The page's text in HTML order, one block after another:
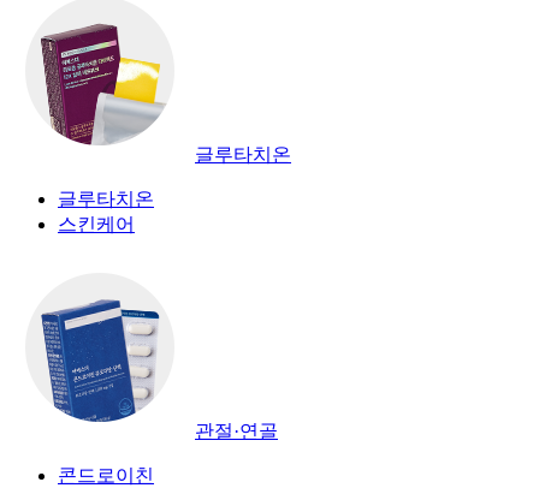
글루타치온
글루타치온
스킨케어
관절·연골
콘드로이친